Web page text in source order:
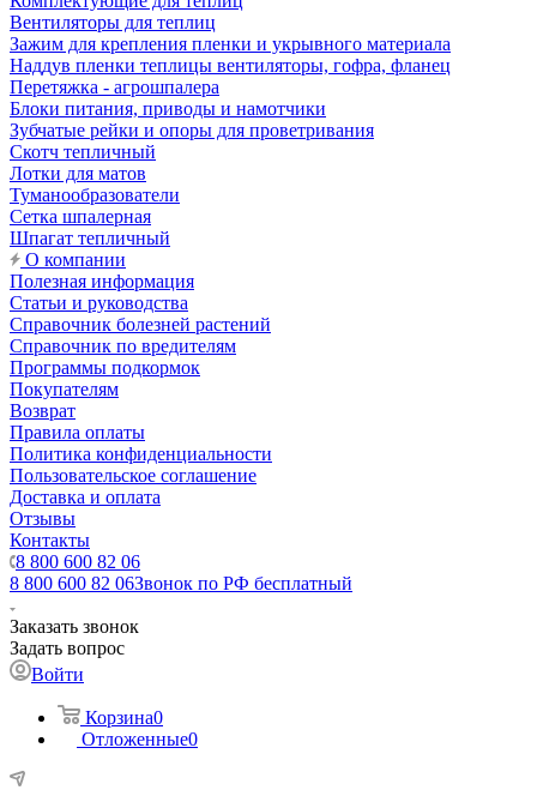
Вентиляторы для теплиц
Зажим для крепления пленки и укрывного материала
Наддув пленки теплицы вентиляторы, гофра, фланец
Перетяжка - агрошпалера
Блоки питания, приводы и намотчики
Зубчатые рейки и опоры для проветривания
Скотч тепличный
Лотки для матов
Туманообразователи
Сетка шпалерная
Шпагат тепличный
О компании
Полезная информация
Статьи и руководства
Справочник болезней растений
Справочник по вредителям
Программы подкормок
Покупателям
Возврат
Правила оплаты
Политика конфиденциальности
Пользовательское соглашение
Доставка и оплата
Отзывы
Контакты
8 800 600 82 06
8 800 600 82 06Звонок по РФ бесплатный
Заказать звонок
Задать вопрос
Войти
Корзина0
Отложенные0